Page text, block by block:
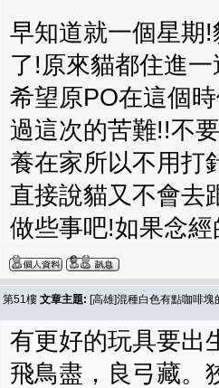
早知道就一個星期
了!原來貓都住進
希望原PO在這個
過這次的苦難!!不
養在家所以不用打
直接說貓又不會去
做些事吧!如果念
第51樓 文章主題: [高雄]混種白色有點咖啡
有更好的玩具要出
飛鳥盡，良弓藏。